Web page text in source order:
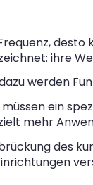
desto
ihre
werden
ein
mehr
des